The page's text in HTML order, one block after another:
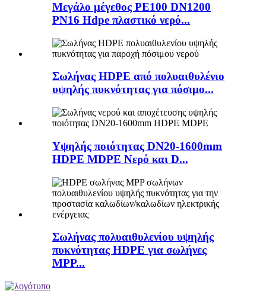
Μεγάλο μέγεθος PE100 DN1200
PN16 Hdpe πλαστικό νερό...
Σωλήνας HDPE από πολυαιθυλένιο
υψηλής πυκνότητας για πόσιμο...
Υψηλής ποιότητας DN20-1600mm
HDPE MDPE Νερό και D...
Σωλήνας πολυαιθυλενίου υψηλής
πυκνότητας HDPE για σωλήνες
MPP...